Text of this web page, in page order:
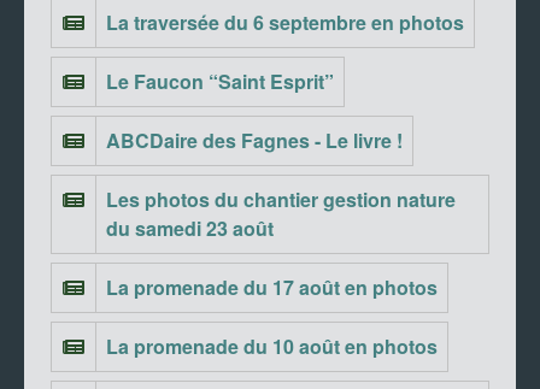
La traversée du 6 septembre en photos
Le Faucon “Saint Esprit”
ABCDaire des Fagnes - Le livre !
Les photos du chantier gestion nature
du samedi 23 août
La promenade du 17 août en photos
La promenade du 10 août en photos